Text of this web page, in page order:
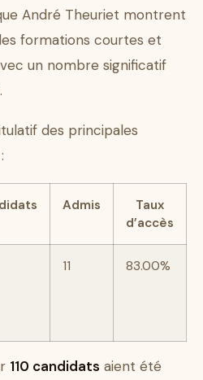
André Theuriet montrent
formations courtes et
un nombre significatif
des principales
Admis
Taux
d’accès
11 83.00%
110 candidats aient été